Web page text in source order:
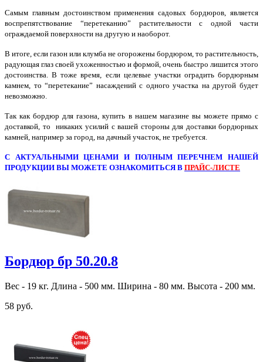
Самым главным достоинством применения садовых бордюров, является
воспрепятствование “перетеканию” растительности с одной части
ограждаемой поверхности на другую и наоборот.
В итоге, если газон или клумба не огорожены бордюром, то растительность,
радующая глаз своей ухоженностью и формой, очень быстро лишится этого
достоинства. В тоже время, если целевые участки оградить бордюрным
камнем, то “перетекание” насаждений с одного участка на другой будет
невозможно.
Так как бордюр для газона, купить в нашем магазине вы можете прямо с
доставкой, то никаких усилий с вашей стороны для доставки бордюрных
камней, например за город, на дачный участок, не требуется.
С АКТУАЛЬНЫМИ ЦЕНАМИ И ПОЛНЫМ ПЕРЕЧНЕМ НАШЕЙ
ПРОДУКЦИИ ВЫ МОЖЕТЕ ОЗНАКОМИТЬСЯ В ПРАЙС-ЛИСТЕ
Бордюр бр 50.20.8
Вес - 19 кг. Длина - 500 мм. Ширина - 80 мм. Высота - 200 мм.
58 руб.